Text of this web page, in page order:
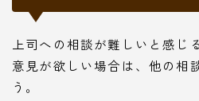
上司への相談が難しいと感じ
意見が欲しい場合は、他の相
う。